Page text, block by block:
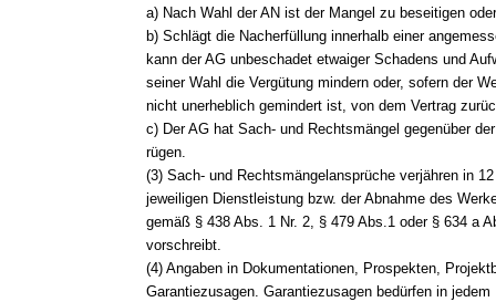
a) Nach Wahl der AN ist der Mangel zu beseitigen
b) Schlägt die Nacherfüllung innerhalb einer
kann der AG unbeschadet etwaiger Schadens und
seiner Wahl die Vergütung mindern oder, sofern der
nicht unerheblich gemindert ist, von dem Vertrag
c) Der AG hat Sach- und Rechtsmängel gegenüber
rügen.
(3) Sach- und Rechtsmängelansprüche verjähren in
jeweiligen Dienstleistung bzw. der Abnahme des
gemäß § 438 Abs. 1 Nr. 2, § 479 Abs.1 oder § 634 a
vorschreibt.
(4) Angaben in Dokumentationen, Prospekten,
Garantiezusagen. Garantiezusagen bedürfen in